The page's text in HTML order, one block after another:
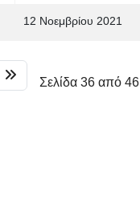
12 Νοεμβρίου 2021
Σελίδα 36 από 46